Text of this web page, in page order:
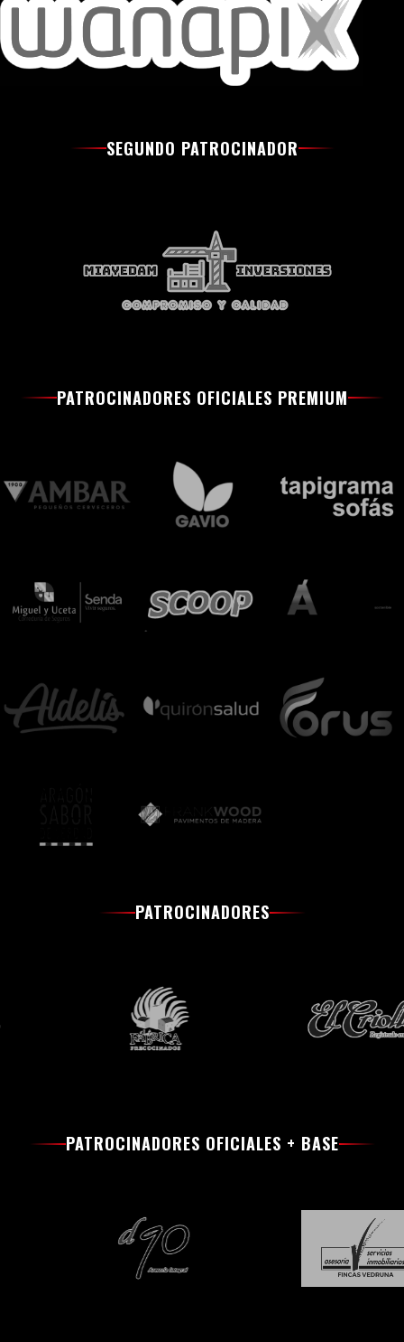
SEGUNDO PATROCINADOR
PATROCINADORES OFICIALES PREMIUM
PATROCINADORES
PATROCINADORES OFICIALES + BASE